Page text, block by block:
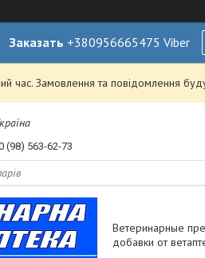
Заказать +380956665475 Viber
час. Замовлення та повідомлення
(98) 563-62-73
Ветеринарные
добавки от